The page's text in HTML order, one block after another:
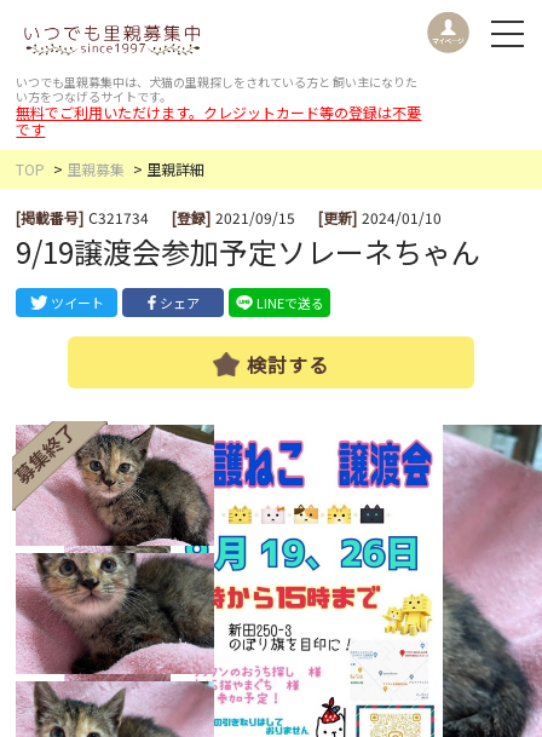
いつでも里親募集中は、犬猫の里親探しをされている方と 飼い主になりた
い方をつなげるサイトです。
無料でご利用いただけます。クレジットカード等の登録は不要
です
TOP
里親募集 里親詳細
[掲載番号] C321734 [登録] 2021/09/15 [更新] 2024/01/10
9/19譲渡会参加予定ソレーネちゃん
ツイート シェア LINEで送る
検討する